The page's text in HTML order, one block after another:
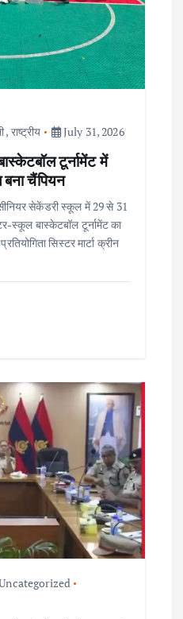
, राष्ट्रीय July 31, 2026
टूर्नामेंट में
चैंपियन
सेकेंडरी स्कूल में 29 से 31
स्कूल बास्केटबॉल टूर्नामेंट का
सिस्टर मार्टा क्रीन